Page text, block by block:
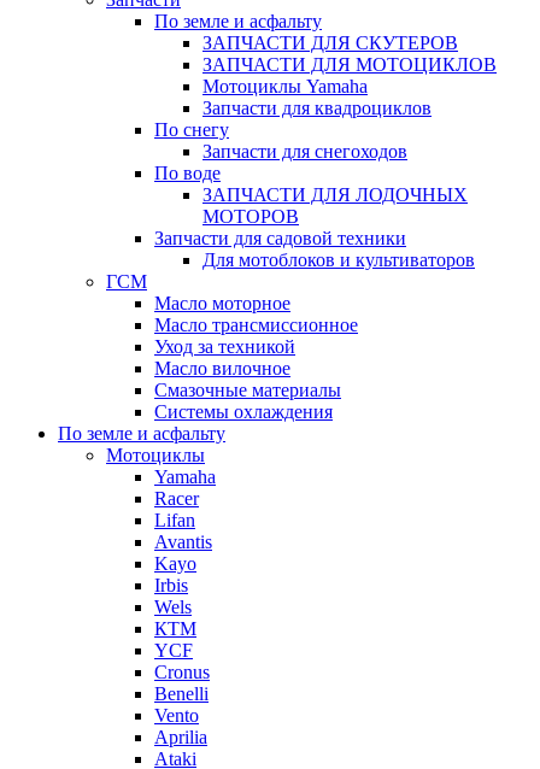
По земле и асфальту
ЗАПЧАСТИ ДЛЯ СКУТЕРОВ
ЗАПЧАСТИ ДЛЯ МОТОЦИКЛОВ
Мотоциклы Yamaha
Запчасти для квадроциклов
По снегу
Запчасти для снегоходов
По воде
ЗАПЧАСТИ ДЛЯ ЛОДОЧНЫХ
МОТОРОВ
Запчасти для садовой техники
Для мотоблоков и культиваторов
ГСМ
Масло моторное
Масло трансмиссионное
Уход за техникой
Масло вилочное
Смазочные материалы
Системы охлаждения
По земле и асфальту
Мотоциклы
Yamaha
Racer
Lifan
Avantis
Kayo
Irbis
Wels
КТМ
YCF
Cronus
Benelli
Vento
Aprilia
Ataki